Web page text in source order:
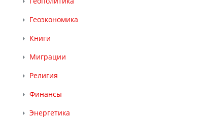
Геоэкономика
Книги
Миграции
Религия
Финансы
Энергетика